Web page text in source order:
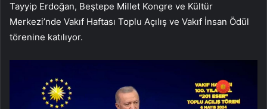
Tayyip Erdoğan, Beştepe Millet Kongre ve Kültür
Merkezi’nde Vakıf Haftası Toplu Açılış ve Vakıf İnsan Ödül
törenine katılıyor.